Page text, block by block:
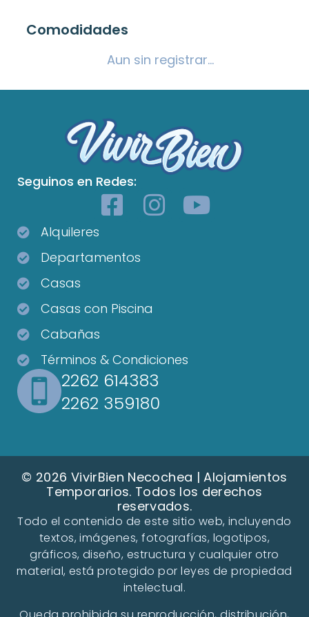
Comodidades
Aun sin registrar...
Seguinos en Redes:
Alquileres
Departamentos
Casas
Casas con Piscina
Cabañas
Términos & Condiciones
2262 614383
2262 359180
© 2026 VivirBien Necochea | Alojamientos
Temporarios. Todos los derechos
reservados.
Todo el contenido de este sitio web, incluyendo
textos, imágenes, fotografías, logotipos,
gráficos, diseño, estructura y cualquier otro
material, está protegido por leyes de propiedad
intelectual.